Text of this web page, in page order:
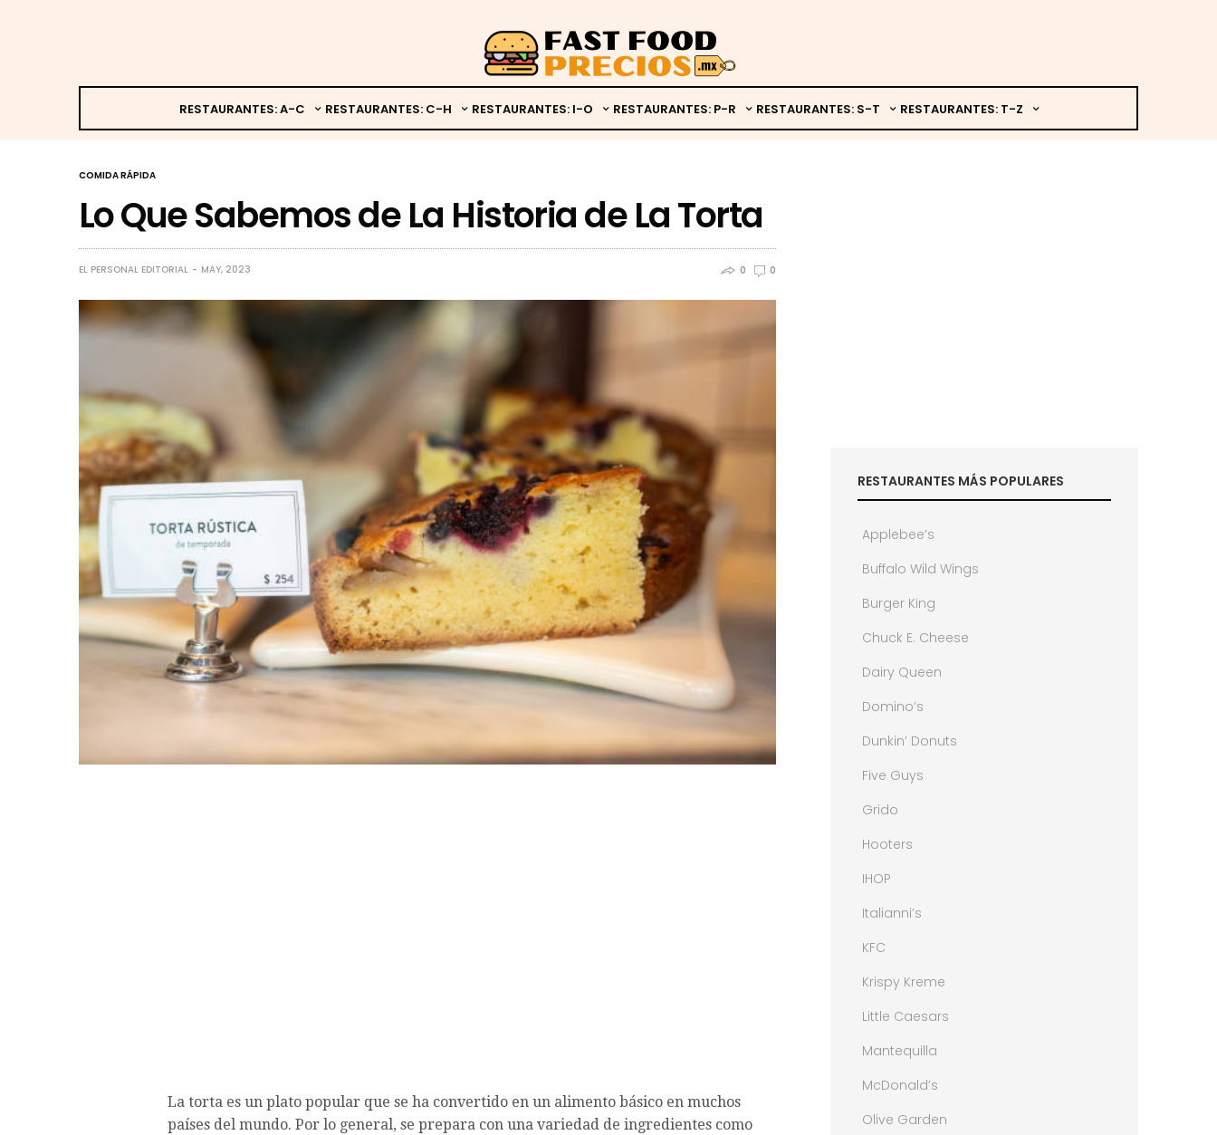
RESTAURANTES: A-C RESTAURANTES: C-H RESTAURANTES: I-O RESTAURANTES: P-R RESTAURANTES: S-T RESTAURANTES: T-Z
COMIDA RÁPIDA
Lo Que Sabemos de La Historia de La Torta
EL PERSONAL EDITORIAL MAY, 2023 0 0
La torta es un plato popular que se ha convertido en un alimento básico en muchos
países del mundo. Por lo general, se prepara con una variedad de ingredientes como
RESTAURANTES MÁS POPULARES
Applebee’s
Buffalo Wild Wings
Burger King
Chuck E. Cheese
Dairy Queen
Domino’s
Dunkin’ Donuts
Five Guys
Grido
Hooters
IHOP
Italianni’s
KFC
Krispy Kreme
Little Caesars
Mantequilla
McDonald’s
Olive Garden